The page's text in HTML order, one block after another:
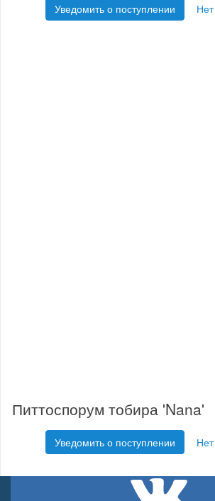
Уведомить о поступлении
Питтоспорум тобира 'Nana'
Уведомить о поступлении